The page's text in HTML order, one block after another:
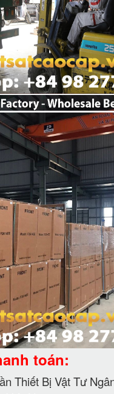
toán:
Thiết Bị Vật Tư